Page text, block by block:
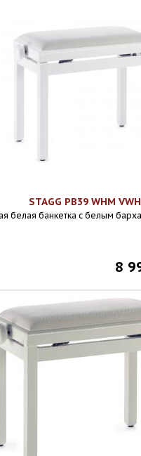
STAGG PB39 WHM VWH
белая банкетка с белым
8